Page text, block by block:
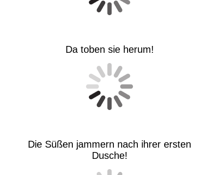
Da toben sie herum!
Die Süßen jammern nach ihrer ersten
Dusche!